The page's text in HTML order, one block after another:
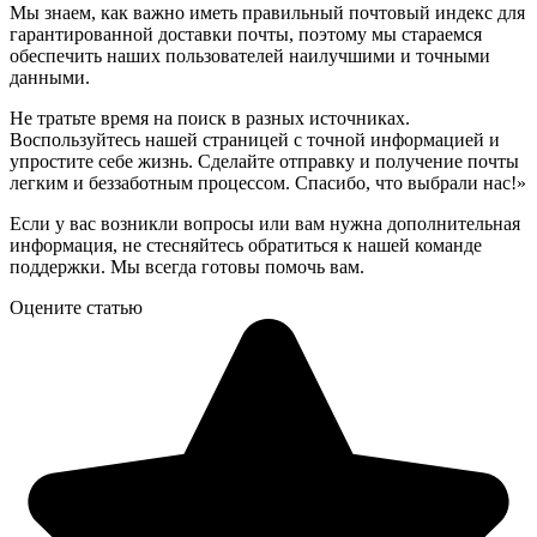
Мы знаем, как важно иметь правильный почтовый индекс для
гарантированной доставки почты, поэтому мы стараемся
обеспечить наших пользователей наилучшими и точными
данными.
Не тратьте время на поиск в разных источниках.
Воспользуйтесь нашей страницей с точной информацией и
упростите себе жизнь. Сделайте отправку и получение почты
легким и беззаботным процессом. Спасибо, что выбрали нас!»
Если у вас возникли вопросы или вам нужна дополнительная
информация, не стесняйтесь обратиться к нашей команде
поддержки. Мы всегда готовы помочь вам.
Оцените статью